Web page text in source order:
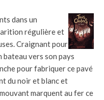
dans un
régulière et
Craignant pour
bateau vers son pays
pour fabriquer ce pavé
du noir et blanc et
marquent au fer ce